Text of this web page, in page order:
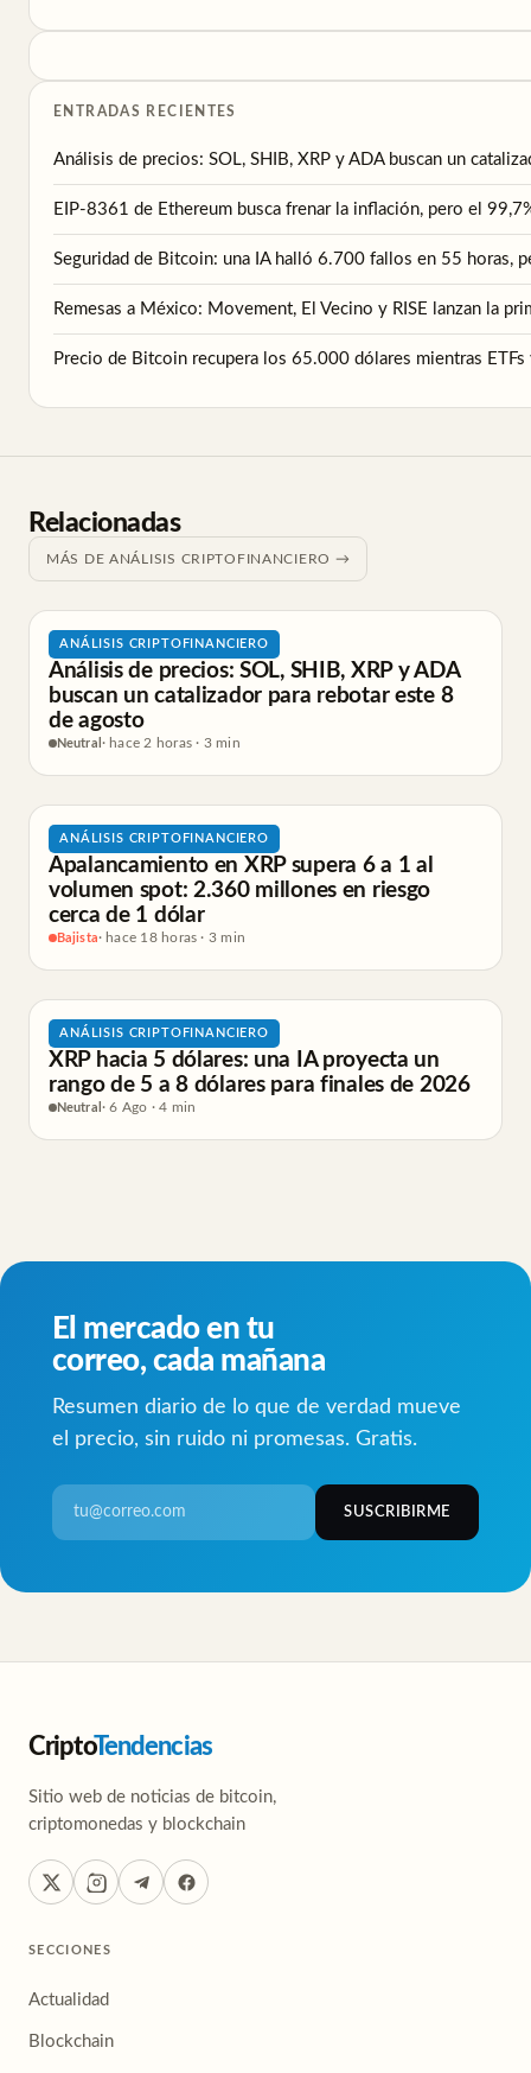
ENTRADAS RECIENTES
Análisis de precios: SOL, SHIB, XRP y ADA buscan un
EIP-8361 de Ethereum busca frenar la inflación, pero el
Seguridad de Bitcoin: una IA halló 6.700 fallos en 55 horas,
Remesas a México: Movement, El Vecino y RISE lanzan la
Precio de Bitcoin recupera los 65.000 dólares mientras
Relacionadas
MÁS DE ANÁLISIS CRIPTOFINANCIERO →
ANÁLISIS CRIPTOFINANCIERO
Análisis de precios: SOL, SHIB, XRP y ADA
buscan un catalizador para rebotar este 8
de agosto
Neutral · hace 2 horas · 3 min
ANÁLISIS CRIPTOFINANCIERO
Apalancamiento en XRP supera 6 a 1 al
volumen spot: 2.360 millones en riesgo
cerca de 1 dólar
Bajista· hace 18 horas · 3 min
ANÁLISIS CRIPTOFINANCIERO
XRP hacia 5 dólares: una IA proyecta un
rango de 5 a 8 dólares para finales de 2026
Neutral · 6 Ago · 4 min
El mercado en tu
correo, cada mañana
Resumen diario de lo que de verdad mueve
el precio, sin ruido ni promesas. Gratis.
SUSCRIBIRME
CriptoTendencias
Sitio web de noticias de bitcoin,
criptomonedas y blockchain
SECCIONES
Actualidad
Blockchain